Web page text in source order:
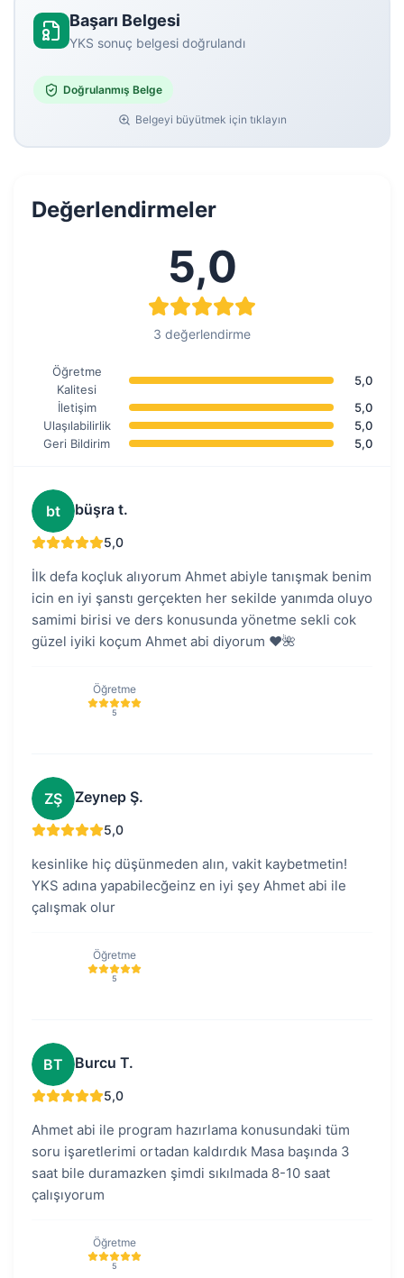
Başarı Belgesi
YKS sonuç belgesi doğrulandı
Doğrulanmış Belge
Belgeyi büyütmek için tıklayın
Değerlendirmeler
5,0
3 değerlendirme
Öğretme
Kalitesi
5,0
İletişim
5,0
Ulaşılabilirlik
5,0
Geri Bildirim
5,0
bt büşra t.
5,0
İlk defa koçluk alıyorum Ahmet abiyle tanışmak benim
icin en iyi şanstı gerçekten her sekilde yanımda oluyo
samimi birisi ve ders konusunda yönetme sekli cok
güzel iyiki koçum Ahmet abi diyorum ❤️🌺
Öğretme
5
ZŞ Zeynep Ş.
5,0
kesinlike hiç düşünmeden alın, vakit kaybetmetin!
YKS adına yapabilecğeinz en iyi şey Ahmet abi ile
çalışmak olur
Öğretme
5
BT Burcu T.
5,0
Ahmet abi ile program hazırlama konusundaki tüm
soru işaretlerimi ortadan kaldırdık Masa başında 3
saat bile duramazken şimdi sıkılmada 8-10 saat
çalışıyorum
Öğretme
5